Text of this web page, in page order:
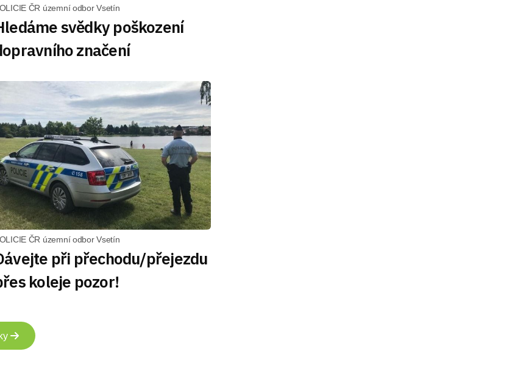
ČR územní odbor Vsetín
svědky poškození
značení
ČR územní odbor Vsetín
při přechodu/přejezdu
koleje pozor!